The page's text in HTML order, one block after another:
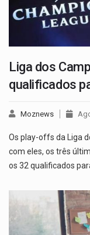
Liga dos
qualificados
Moznews
Os play-offs da Liga
com eles, os três
os 32 qualificados